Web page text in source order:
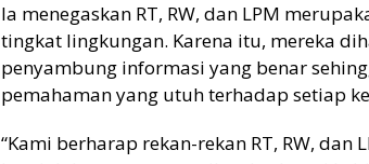
Ia menegaskan RT, RW, dan LPM
tingkat lingkungan. Karena itu, mereka
penyambung informasi yang benar
pemahaman yang utuh terhadap setiap
“Kami berharap rekan-rekan RT, RW,